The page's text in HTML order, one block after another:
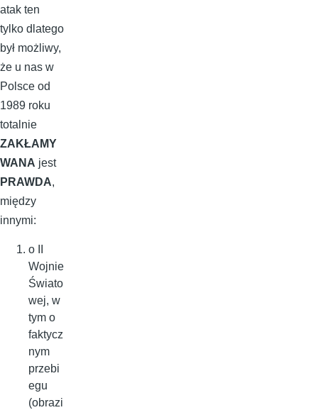
atak ten
tylko dlatego
był możliwy,
że u nas w
Polsce od
1989 roku
totalnie
ZAKŁAMY
WANA jest
PRAWDA,
między
innymi:
o II
Wojnie
Świato
wej, w
tym o
faktycz
nym
przebi
egu
(obrazi